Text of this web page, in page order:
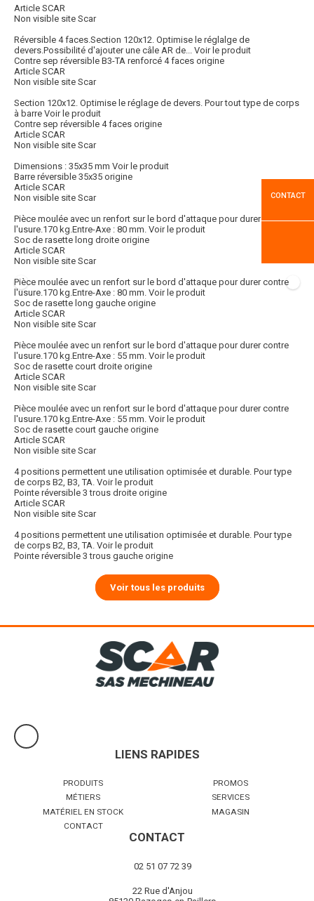
Article SCAR
Non visible site Scar
Réversible 4 faces.Section 120x12. Optimise le réglalge de
devers.Possibilité d'ajouter une câle AR de... Voir le produit
Contre sep réversible B3-TA renforcé 4 faces origine
Article SCAR
Non visible site Scar
Section 120x12. Optimise le réglage de devers. Pour tout type de corps
à barre Voir le produit
Contre sep réversible 4 faces origine
Article SCAR
Non visible site Scar
Dimensions : 35x35 mm Voir le produit
Barre réversible 35x35 origine
Article SCAR
Non visible site Scar
Pièce moulée avec un renfort sur le bord d'attaque pour durer contre
l'usure.170 kg.Entre-Axe : 80 mm. Voir le produit
Soc de rasette long droite origine
Article SCAR
Non visible site Scar
Pièce moulée avec un renfort sur le bord d'attaque pour durer contre
l'usure.170 kg.Entre-Axe : 80 mm. Voir le produit
Soc de rasette long gauche origine
Article SCAR
Non visible site Scar
Pièce moulée avec un renfort sur le bord d'attaque pour durer contre
l'usure.170 kg.Entre-Axe : 55 mm. Voir le produit
Soc de rasette court droite origine
Article SCAR
Non visible site Scar
Pièce moulée avec un renfort sur le bord d'attaque pour durer contre
l'usure.170 kg.Entre-Axe : 55 mm. Voir le produit
Soc de rasette court gauche origine
Article SCAR
Non visible site Scar
4 positions permettent une utilisation optimisée et durable. Pour type
de corps B2, B3, TA. Voir le produit
Pointe réversible 3 trous droite origine
Article SCAR
Non visible site Scar
4 positions permettent une utilisation optimisée et durable. Pour type
de corps B2, B3, TA. Voir le produit
Pointe réversible 3 trous gauche origine
Voir tous les produits
CONTACT
LIENS RAPIDES
PRODUITS
PROMOS
MÉTIERS
SERVICES
MATÉRIEL EN STOCK
MAGASIN
CONTACT
CONTACT
02 51 07 72 39
22 Rue d'Anjou